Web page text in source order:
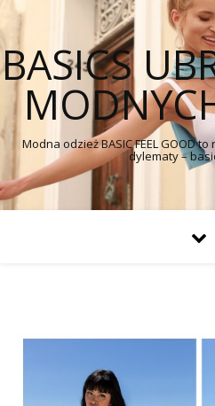
BASICS
Modna odzież BASIC FEEL GOOD
dylematy –